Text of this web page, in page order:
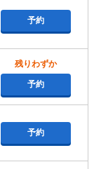
予約
残りわずか
予約
予約